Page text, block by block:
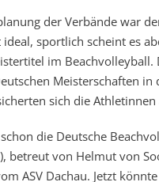
der Verbände war
sportlich scheint es
im
Meisterschaften
sich die
die Deutsche
betreut von Helmut von
ASV Dachau. Jetzt